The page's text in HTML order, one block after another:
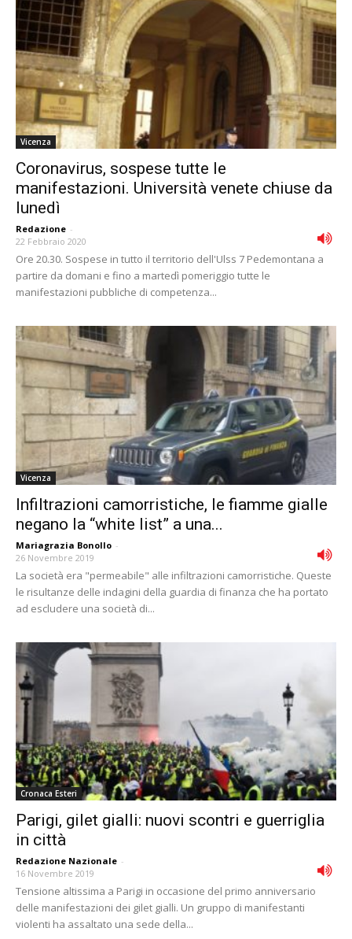
Vicenza
Coronavirus, sospese tutte le
manifestazioni. Università venete chiuse da
lunedì
Redazione -
22 Febbraio 2020
Ore 20.30. Sospese in tutto il territorio dell'Ulss 7 Pedemontana a
partire da domani e fino a martedì pomeriggio tutte le
manifestazioni pubbliche di competenza...
Vicenza
Infiltrazioni camorristiche, le fiamme gialle
negano la “white list” a una...
Mariagrazia Bonollo -
26 Novembre 2019
La società era "permeabile" alle infiltrazioni camorristiche. Queste
le risultanze delle indagini della guardia di finanza che ha portato
ad escludere una società di...
Cronaca Esteri
Parigi, gilet gialli: nuovi scontri e guerriglia
in città
Redazione Nazionale -
16 Novembre 2019
Tensione altissima a Parigi in occasione del primo anniversario
delle manifestazioni dei gilet gialli. Un gruppo di manifestanti
violenti ha assaltato una sede della...